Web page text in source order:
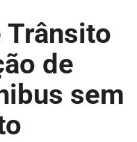
Trânsito
de
sem